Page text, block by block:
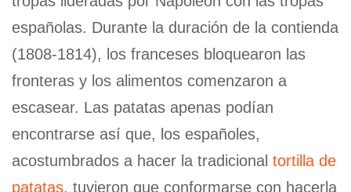
españolas. Durante la duración de la contienda
(1808-1814), los franceses bloquearon las
fronteras y los alimentos comenzaron a
escasear. Las patatas apenas podían
encontrarse así que, los españoles,
acostumbrados a hacer la tradicional tortilla de
patatas, tuvieron que conformarse con hacerla